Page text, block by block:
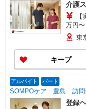
介護
万円〜 【初任者研修・無資格】 月給：259,800円
年収例：351万
支援
手当、
均5回
ます
本給
支給
東
キープ
アルバイト パート
SOMPOケア 豊島 訪問
登録